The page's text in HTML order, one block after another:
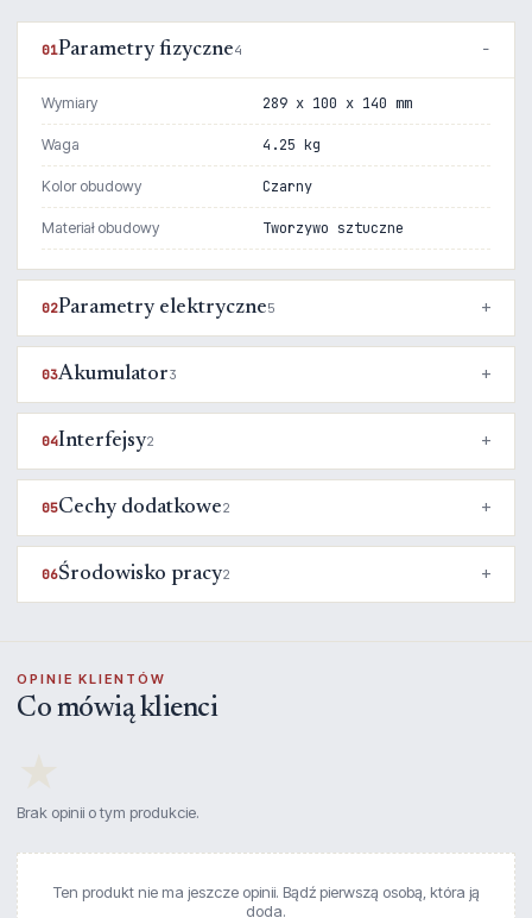
01Parametry fizyczne4
Wymiary 289 x 100 x 140 mm
Waga 4.25 kg
Kolor obudowy Czarny
Materiał obudowy Tworzywo sztuczne
02Parametry elektryczne5
03Akumulator3
04Interfejsy2
05Cechy dodatkowe2
06Środowisko pracy2
OPINIE KLIENTÓW
Co mówią klienci
Brak opinii o tym produkcie.
Ten produkt nie ma jeszcze opinii. Bądź pierwszą osobą, która ją
doda.